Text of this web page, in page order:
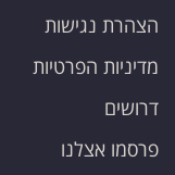
הצהרת נגישות
מדיניות הפרטיות
דרושים
פרסמו אצלנו